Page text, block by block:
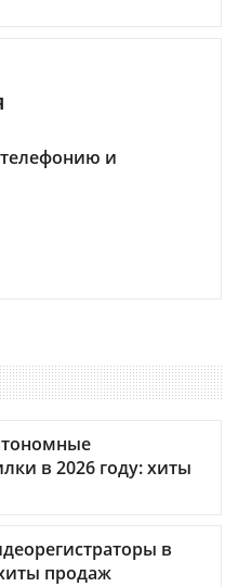
и
в 2026 году: хиты
в
продаж